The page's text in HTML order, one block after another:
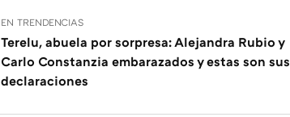
EN TRENDENCIAS
Terelu, abuela por sorpresa: Alejandra Rubio y
Carlo Constanzia embarazados y estas son sus
declaraciones